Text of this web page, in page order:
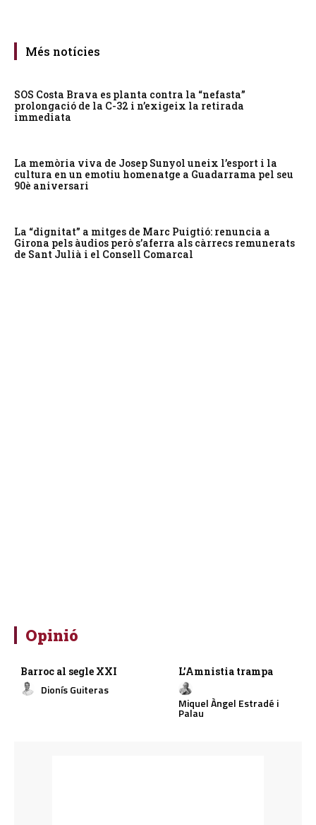
Més notícies
SOS Costa Brava es planta contra la “nefasta”
prolongació de la C-32 i n’exigeix la retirada
immediata
La memòria viva de Josep Sunyol uneix l’esport i la
cultura en un emotiu homenatge a Guadarrama pel seu
90è aniversari
La “dignitat” a mitges de Marc Puigtió: renuncia a
Girona pels àudios però s’aferra als càrrecs remunerats
de Sant Julià i el Consell Comarcal
Opinió
Barroc al segle XXI
Dionís Guiteras
L’Amnistia trampa
Miquel Àngel Estradé i
Palau